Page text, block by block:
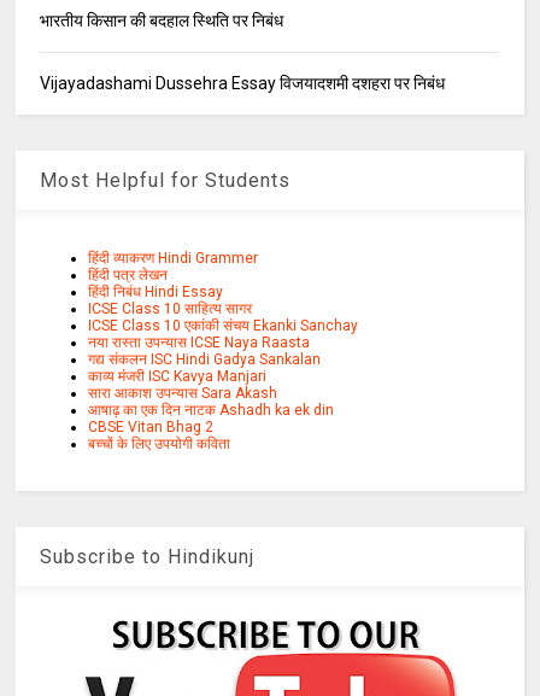
भारतीय किसान की बदहाल स्थिति पर निबंध
Vijayadashami Dussehra Essay विजयादशमी दशहरा पर निबंध
Most Helpful for Students
हिंदी व्याकरण Hindi Grammer
हिंदी पत्र लेखन
हिंदी निबंध Hindi Essay
ICSE Class 10 साहित्य सागर
ICSE Class 10 एकांकी संचय Ekanki Sanchay
नया रास्ता उपन्यास ICSE Naya Raasta
गद्य संकलन ISC Hindi Gadya Sankalan
काव्य मंजरी ISC Kavya Manjari
सारा आकाश उपन्यास Sara Akash
आषाढ़ का एक दिन नाटक Ashadh ka ek din
CBSE Vitan Bhag 2
बच्चों के लिए उपयोगी कविता
Subscribe to Hindikunj